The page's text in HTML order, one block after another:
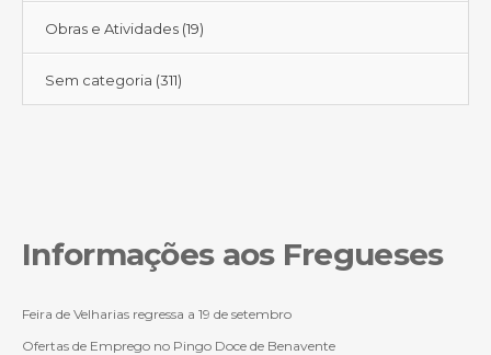
Obras e Atividades (19)
Sem categoria (311)
Informações aos Fregueses
Feira de Velharias regressa a 19 de setembro
Ofertas de Emprego no Pingo Doce de Benavente